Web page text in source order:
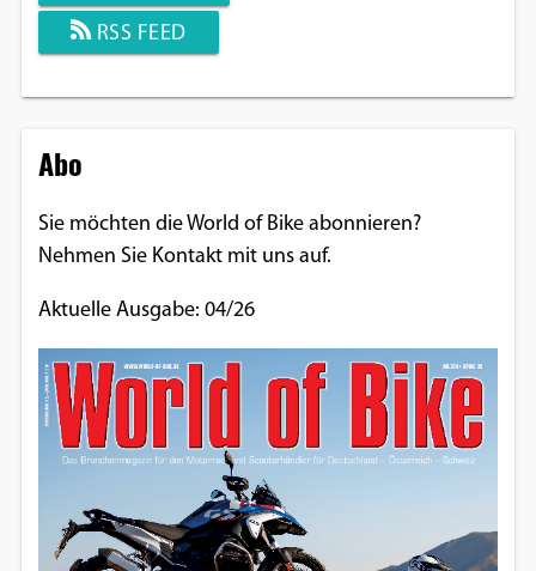
RSS FEED
Abo
Sie möchten die World of Bike abonnieren?
Nehmen Sie Kontakt mit uns auf.
Aktuelle Ausgabe: 04/26